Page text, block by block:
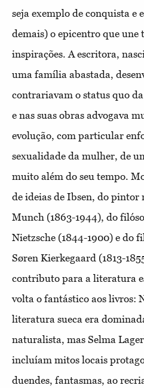
seja exemplo de conquista e
demais) o epicentro que une
inspirações. A escritora,
uma família abastada,
contrariavam o status quo
e nas suas obras advogava
evolução, com particular
sexualidade da mulher, de
muito além do seu tempo.
de ideias de Ibsen, do pintor
Munch (1863-1944), do
Nietzsche (1844-1900) e do
Søren Kierkegaard (1813-
contributo para a literatura
volta o fantástico aos livros:
literatura sueca era
naturalista, mas Selma
incluíam mitos locais
duendes, fantasmas, ao